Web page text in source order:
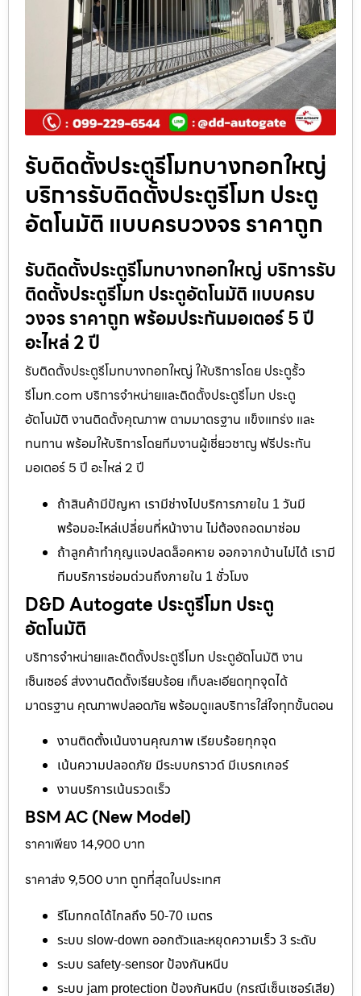
รับติดตั้งประตูรีโมทบางกอกใหญ่
บริการรับติดตั้งประตูรีโมท ประตู
อัตโนมัติ แบบครบวงจร ราคาถูก
รับติดตั้งประตูรีโมทบางกอกใหญ่ บริการรับ
ติดตั้งประตูรีโมท ประตูอัตโนมัติ แบบครบ
วงจร ราคาถูก พร้อมประกันมอเตอร์ 5 ปี
อะไหล่ 2 ปี
รับติดตั้งประตูรีโมทบางกอกใหญ่ ให้บริการโดย ประตูรั้ว
รีโมท.com บริการจำหน่ายและติดตั้งประตูรีโมท ประตู
อัตโนมัติ งานติดตั้งคุณภาพ ตามมาตรฐาน แข็งแกร่ง และ
ทนทาน พร้อมให้บริการโดยทีมงานผู้เชี่ยวชาญ ฟรีประกัน
มอเตอร์ 5 ปี อะไหล่ 2 ปี
ถ้าสินค้ามีปัญหา เรามีช่างไปบริการภายใน 1 วันมี
พร้อมอะไหล่เปลี่ยนที่หน้างาน ไม่ต้องถอดมาซ่อม
ถ้าลูกค้าทำกุญแจปลดล็อคหาย ออกจากบ้านไม่ได้ เรามี
ทีมบริการซ่อมด่วนถึงภายใน 1 ชั่วโมง
D&D Autogate ประตูรีโมท ประตู
อัตโนมัติ
บริการจำหน่ายและติดตั้งประตูรีโมท ประตูอัตโนมัติ งาน
เซ็นเซอร์ ส่งงานติดตั้งเรียบร้อย เก็บละเอียดทุกจุดได้
มาตรฐาน คุณภาพปลอดภัย พร้อมดูแลบริการใส่ใจทุกขั้นตอน
งานติดตั้งเน้นงานคุณภาพ เรียบร้อยทุกจุด
เน้นความปลอดภัย มีระบบกราวด์ มีเบรกเกอร์
งานบริการเน้นรวดเร็ว
BSM AC (New Model)
ราคาเพียง 14,900 บาท
ราคาส่ง 9,500 บาท ถูกที่สุดในประเทศ
รีโมทกดได้ไกลถึง 50-70 เมตร
ระบบ slow-down ออกตัวและหยุดความเร็ว 3 ระดับ
ระบบ safety-sensor ป้องกันหนีบ
ระบบ jam protection ป้องกันหนีบ (กรณีเซ็นเซอร์เสีย)